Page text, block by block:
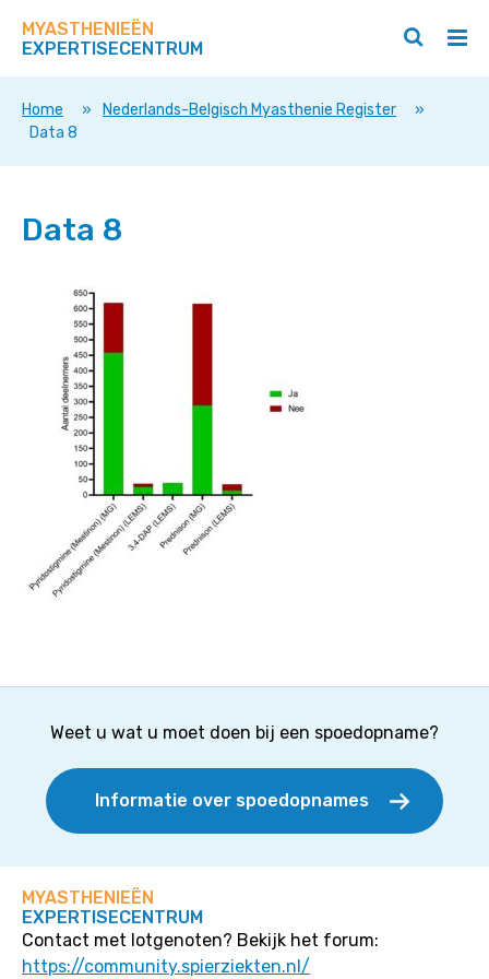
direct
op
deze
MYASTHENIEËN
EXPERTISECENTRUM
/
Zoeken
/
sluiten
Home » Nederlands-Belgisch Myasthenie Register
»
Data 8
Data 8
Weet u wat u moet doen bij een spoedopname?
Informatie over spoedopnames
MYASTHENIEËN
EXPERTISECENTRUM
Contact met lotgenoten? Bekijk het forum:
https://community.spierziekten.nl/